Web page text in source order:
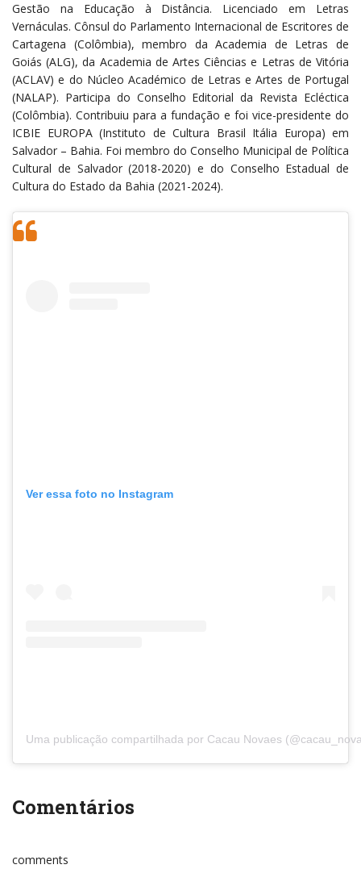
Gestão na Educação à Distância. Licenciado em Letras
Vernáculas. Cônsul do Parlamento Internacional de Escritores de
Cartagena (Colômbia), membro da Academia de Letras de
Goiás (ALG), da Academia de Artes Ciências e Letras de Vitória
(ACLAV) e do Núcleo Académico de Letras e Artes de Portugal
(NALAP). Participa do Conselho Editorial da Revista Ecléctica
(Colômbia). Contribuiu para a fundação e foi vice-presidente do
ICBIE EUROPA (Instituto de Cultura Brasil Itália Europa) em
Salvador – Bahia. Foi membro do Conselho Municipal de Política
Cultural de Salvador (2018-2020) e do Conselho Estadual de
Cultura do Estado da Bahia (2021-2024).
Ver essa foto no Instagram
Uma publicação compartilhada por Cacau Novaes
Comentários
comments